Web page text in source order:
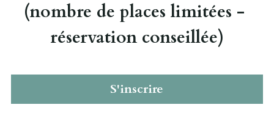
(nombre de places limitées -
réservation conseillée)
S'inscrire